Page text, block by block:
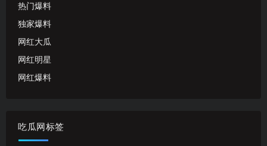
热门爆料
独家爆料
网红大瓜
网红明星
网红爆料
吃瓜网标签